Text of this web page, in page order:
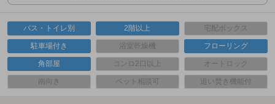
バス・トイレ別 2階以上 宅配ボックス
駐車場付き 浴室乾燥機 フローリング
角部屋 コンロ2口以上 オートロック
南向き ペット相談可 追い焚き機能付